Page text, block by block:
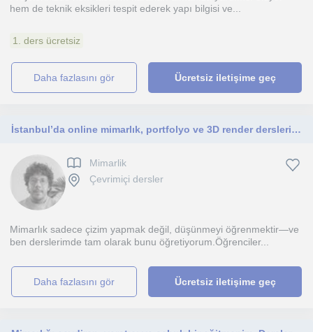
hem de teknik eksikleri tespit ederek yapı bilgisi ve...
1. ders ücretsiz
daha fazlasını gör Ücretsiz iletişime geç
İstanbul’da online mimarlık, portfolyo ve 3D render dersleri veriyorum. Üniversite öğrencileri ve kendini geliştirmek isteyenlere
Mimarlik
Çevrimiçi dersler
Mimarlık sadece çizim yapmak değil, düşünmeyi öğrenmektir—ve
ben derslerimde tam olarak bunu öğretiyorum.Öğrenciler...
daha fazlasını gör Ücretsiz iletişime geç